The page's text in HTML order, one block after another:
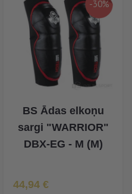
-30%
BS Ādas elkoņu
sargi "WARRIOR"
DBX-EG - M (M)
Īpaša Cena
44,94 €